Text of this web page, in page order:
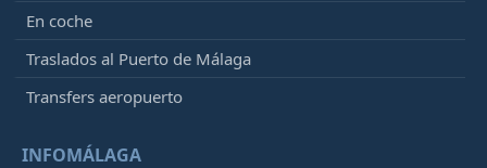
En coche
Traslados al Puerto de Málaga
Transfers aeropuerto
INFOMÁLAGA